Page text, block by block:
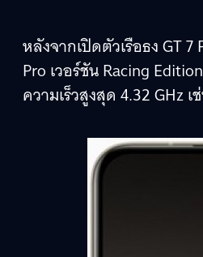
หลังจากเปิดตัวเรือธง GT
Pro เวอร์ชัน Racing
ความเร็วสูงสุด 4.32 GHz